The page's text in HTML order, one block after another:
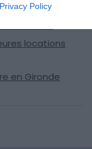
Privacy Policy
&amp; tarifs
locations
en Gironde